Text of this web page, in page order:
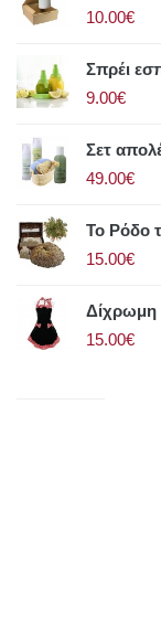
10.00€
Σπρέι
9.00€
Σετ
49.00€
Το Ρόδο
15.00€
Δίχρωμη
15.00€